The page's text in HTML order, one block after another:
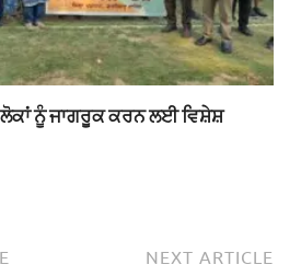
ਨੂੰ ਜਾਗਰੂਕ ਕਰਨ ਲਈ ਵਿਸ਼ੇਸ਼
NEXT ARTICLE